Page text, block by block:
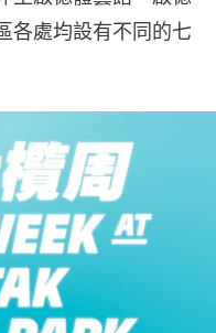
各處均設有不同的七